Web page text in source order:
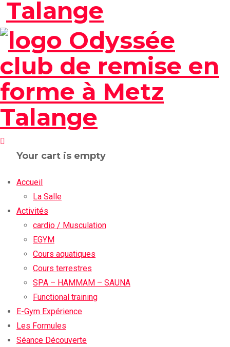
Your cart is empty
Accueil
La Salle
Activités
cardio / Musculation
EGYM
Cours aquatiques
Cours terrestres
SPA – HAMMAM – SAUNA
Functional training
E-Gym Expérience
Les Formules
Séance Découverte